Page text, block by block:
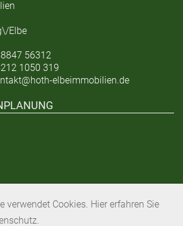
Elbe
56312
1050 319
elbeimmobilien.de
verwendet Cookies. Hier erfahren Sie